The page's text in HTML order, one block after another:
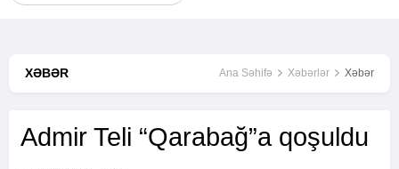
XƏBƏR Ana Səhifə Xəbərlər Xəbər
Admir Teli “Qarabağ”a qoşuldu